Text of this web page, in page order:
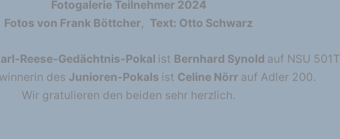
Fotogalerie Teilnehmer 2024
Fotos von Frank Böttcher, Text: Otto Schwarz
Reese-Gedächtnis-Pokal ist Bernhard Synold auf NSU 501T
des Junioren-Pokals ist Celine Nörr auf Adler 200.
Wir gratulieren den beiden sehr herzlich.